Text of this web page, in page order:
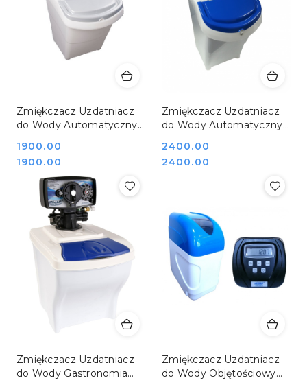
Zmiękczacz Uzdatniacz
do Wody Automatyczny
Mijar PLUTON B65
Cena:
1900.00
Cena:
1900.00
Zmiękczacz Uzdatniacz
do Wody Automatyczny
Mijar PLUTON EI
Cena:
2400.00
Cena:
2400.00
Zmiękczacz Uzdatniacz
do Wody Gastronomia
Zmiękczacz Uzdatniacz
do Wody Objętościowy